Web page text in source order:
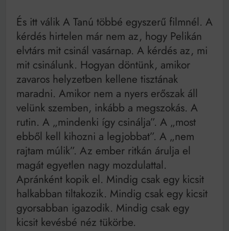
És itt válik A Tanú többé egyszerű filmnél. A
kérdés hirtelen már nem az, hogy Pelikán
elvtárs mit csinál vasárnap. A kérdés az, mi
mit csinálunk. Hogyan döntünk, amikor
zavaros helyzetben kellene tisztának
maradni. Amikor nem a nyers erőszak áll
velünk szemben, inkább a megszokás. A
rutin. A „mindenki így csinálja”. A „most
ebből kell kihozni a legjobbat”. A „nem
rajtam múlik”. Az ember ritkán árulja el
magát egyetlen nagy mozdulattal.
Apránként kopik el. Mindig csak egy kicsit
halkabban tiltakozik. Mindig csak egy kicsit
gyorsabban igazodik. Mindig csak egy
kicsit kevésbé néz tükörbe.